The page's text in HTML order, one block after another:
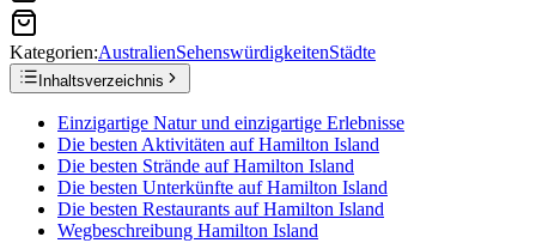
Kategorien:AustralienSehenswürdigkeitenStädte
Inhaltsverzeichnis
Einzigartige Natur und einzigartige Erlebnisse
Die besten Aktivitäten auf Hamilton Island
Die besten Strände auf Hamilton Island
Die besten Unterkünfte auf Hamilton Island
Die besten Restaurants auf Hamilton Island
Wegbeschreibung Hamilton Island